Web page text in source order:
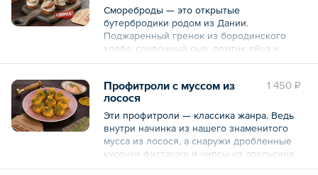
8 шт. по 30 г.
Общий вес – 240 г
Смореброды — это открытые
бутербродики родом из Дании.
Поджаренный гренок из бородинского
хлеба, сливочный сыр, ломтик яйца и
картошечки, а сверху - сельдь слабого
6 шт.
Общий вес – 315 г
1 450 ₽
Профитроли с муссом из
лосося
Эти профитроли — классика жанра. Ведь
внутри начинка из нашего знаменитого
мусса из лосося, а снаружи дробленные
кусочки фисташки и чипсы из апельсина.
Рекомендуем!